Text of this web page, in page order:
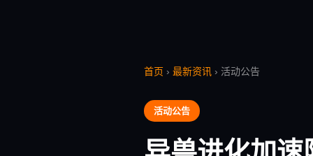
首页 › 最新资讯 › 活动公告
活动公告